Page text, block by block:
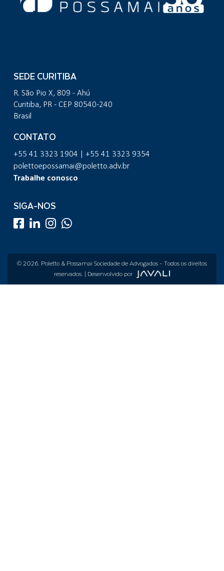
SEDE CURITIBA
R. São Pio X, 809 - Ahú
Curitiba, PR - CEP 80540-240
Brasil
CONTATO
+55 41 3323 1904 | +55 41 3323 9354
polettoepossamai@poletto.adv.br
Trabalhe conosco
SIGA-NOS
© 2026. Poletto & Possamai Sociedade de Advogados - Todos os direitos
reservados. | Desenvolvido por